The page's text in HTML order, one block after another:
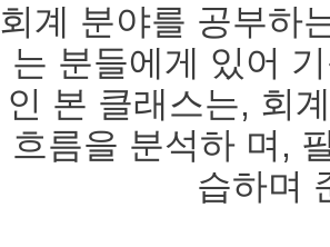
회계 분야를 공부하
는 분들에게 있어
인 본 클래스는, 회
흐름을 분석하 며,
습하며